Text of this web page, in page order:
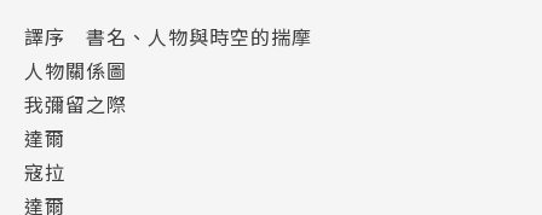
後續美國現代文學盛世。
▍問世90週年經典地位仍高踞不墜
「20世紀小說家當中，福克納與喬伊斯同為偉大的實
驗者，福克納可能甚至略勝一籌。很少看見他有兩部小
譯序 書名、人物與時空的揣摩
人物關係圖
我彌留之際
達爾
寇拉
達爾